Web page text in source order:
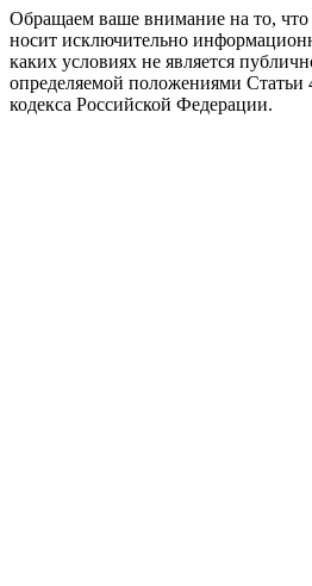
Обращаем ваше внимание на то,
носит исключительно
каких условиях не является
определяемой положениями Статьи
кодекса Российской Федерации.